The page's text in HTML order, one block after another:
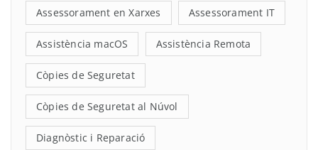
Assessorament en Xarxes Assessorament IT
Assistència macOS Assistència Remota
Còpies de Seguretat
Còpies de Seguretat al Núvol
Diagnòstic i Reparació